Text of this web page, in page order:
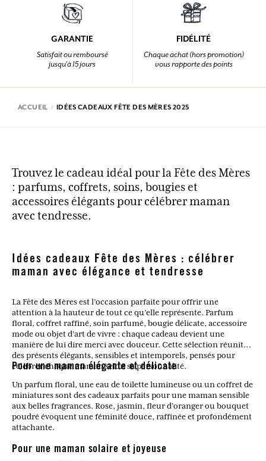
GARANTIE
Satisfait ou remboursé
jusqu'à 15 jours
FIDÉLITÉ
Chaque achat (hors promotion)
vous rapporte des points
ACCUEIL IDÉES CADEAUX FÊTE DES MÈRES 2025
Trouvez le cadeau idéal pour la Fête des Mères
: parfums, coffrets, soins, bougies et
accessoires élégants pour célébrer maman
avec tendresse.
Idées cadeaux Fête des Mères : célébrer
maman avec élégance et tendresse
La Fête des Mères est l’occasion parfaite pour offrir une
attention à la hauteur de tout ce qu’elle représente. Parfum
floral, coffret raffiné, soin parfumé, bougie délicate, accessoire
mode ou objet d’art de vivre : chaque cadeau devient une
manière de lui dire merci avec douceur. Cette sélection réunit
des présents élégants, sensibles et intemporels, pensés pour
célébrer chaque maman selon sa personnalité.
Pour une maman élégante et délicate
Un parfum floral, une eau de toilette lumineuse ou un coffret de
miniatures sont des cadeaux parfaits pour une maman sensible
aux belles fragrances. Rose, jasmin, fleur d’oranger ou bouquet
poudré évoquent une féminité douce, raffinée et profondément
attachante.
Pour une maman solaire et joyeuse